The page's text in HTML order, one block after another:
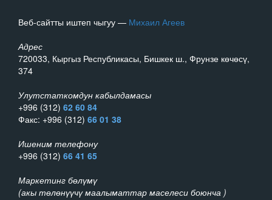
Веб-сайтты иштеп чыгуу — Михаил Агеев
Адрес
720033, Кыргыз Республикасы, Бишкек ш., Фрунзе көчөсү,
374
Улутстаткомдун кабылдамасы
+996 (312) 62 60 84
Факс: +996 (312) 66 01 38
Ишеним телефону
+996 (312) 66 41 65
Маркетинг бөлүмү
(акы төлөнүүчү маалыматтар маселеси боюнча )